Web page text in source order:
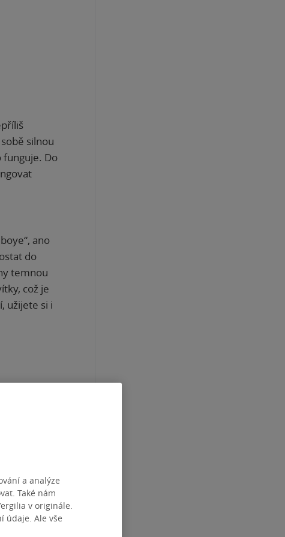
silnou
funguje. Do
ano
do
temnou
což je
užijete si i
a analýze
Také nám
v originále.
údaje. Ale vše